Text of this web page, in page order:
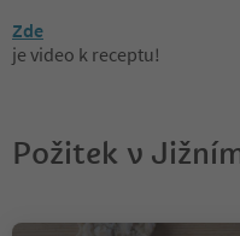
Zde
je video k receptu!
Požitek v